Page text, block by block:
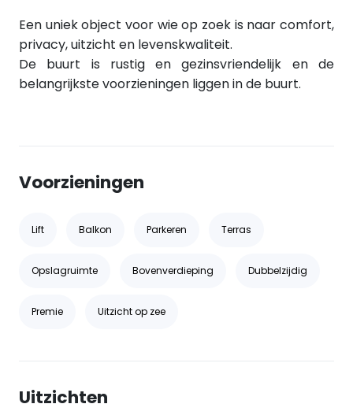
Een uniek object voor wie op zoek is naar comfort,
privacy, uitzicht en levenskwaliteit.
De buurt is rustig en gezinsvriendelijk en de
belangrijkste voorzieningen liggen in de buurt.
Voorzieningen
Lift Balkon Parkeren Terras
Opslagruimte Bovenverdieping Dubbelzijdig
Premie Uitzicht op zee
Uitzichten